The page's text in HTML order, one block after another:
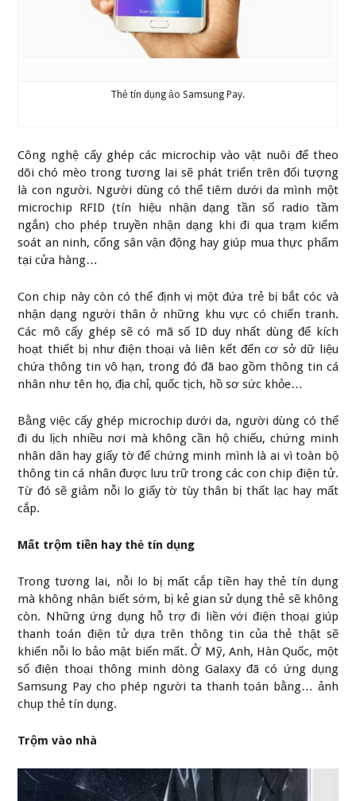
Thẻ tín dụng ảo Samsung Pay.
Công nghệ cấy ghép các microchip vào vật nuôi để theo
dõi chó mèo trong tương lai sẽ phát triển trên đối tượng
là con người. Người dùng có thể tiêm dưới da mình một
microchip RFID (tín hiệu nhận dạng tần số radio tầm
ngắn) cho phép truyền nhận dạng khi đi qua trạm kiểm
soát an ninh, cổng sân vận động hay giúp mua thực phẩm
tại cửa hàng…
Con chip này còn có thể định vị một đứa trẻ bị bắt cóc và
nhận dạng người thân ở những khu vực có chiến tranh.
Các mô cấy ghép sẽ có mã số ID duy nhất dùng để kích
hoạt thiết bị như điện thoại và liên kết đến cơ sở dữ liệu
chứa thông tin vô hạn, trong đó đã bao gồm thông tin cá
nhân như tên họ, địa chỉ, quốc tịch, hồ sơ sức khỏe…
Bằng việc cấy ghép microchip dưới da, người dùng có thể
đi du lịch nhiều nơi mà không cần hộ chiếu, chứng minh
nhân dân hay giấy tờ để chứng minh mình là ai vì toàn bộ
thông tin cá nhân được lưu trữ trong các con chip điện tử.
Từ đó sẽ giảm nỗi lo giấy tờ tùy thân bị thất lạc hay mất
cắp.
Mất trộm tiền hay thẻ tín dụng
Trong tương lai, nỗi lo bị mất cắp tiền hay thẻ tín dụng
mà không nhận biết sớm, bị kẻ gian sử dụng thẻ sẽ không
còn. Những ứng dụng hỗ trợ đi liền với điện thoại giúp
thanh toán điện tử dựa trên thông tin của thẻ thật sẽ
khiến nỗi lo bảo mật biến mất. Ở Mỹ, Anh, Hàn Quốc, một
số điện thoại thông minh dòng Galaxy đã có ứng dụng
Samsung Pay cho phép người ta thanh toán bằng… ảnh
chụp thẻ tín dụng.
Trộm vào nhà